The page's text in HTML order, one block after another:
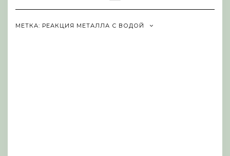
Navigation
МЕТКА: РЕАКЦИЯ МЕТАЛЛА С ВОДОЙ